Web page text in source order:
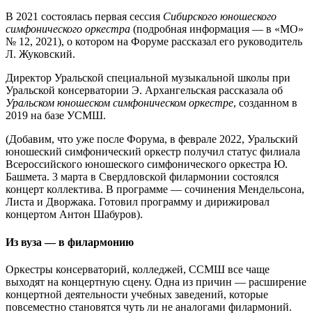
В 2021 состоялась первая сессия Сибирского юношеского
симфонического оркестра (подробная информация — в «МО»
№ 12, 2021), о котором на Форуме рассказал его руководитель
Л. Жуковский.
Директор Уральской специальной музыкальной школы при
Уральской консерватории Э. Архангельская рассказала об
Уральском юношеском симфоническом оркестре, созданном в
2019 на базе УСМШ.
(Добавим, что уже после Форума, в феврале 2022, Уральский
юношеский симфонический оркестр получил статус филиала
Всероссийского юношеского симфонического оркестра Ю.
Башмета. 3 марта в Свердловской филармонии состоялся
концерт коллектива. В программе — сочинения Мендельсона,
Листа и Дворжака. Готовил программу и дирижировал
концертом Антон Шабуров).
Из вуза — в филармонию
Оркестры консерваторий, колледжей, ССМШ все чаще
выходят на концертную сцену. Одна из причин — расширение
концертной деятельности учебных заведений, которые
повсеместно становятся чуть ли не аналогами филармоний.